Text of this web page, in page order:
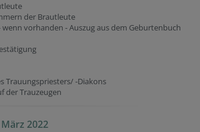
der Brautleute
vorhanden - Auszug aus dem Geburtenbuch
Trauungspriesters/ -Diakons
der Trauzeugen
2022